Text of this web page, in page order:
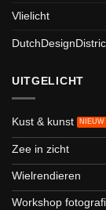
Vlielicht
UITGELICHT
Kust & kunst
Zee in zicht
Wielrendieren
Workshop